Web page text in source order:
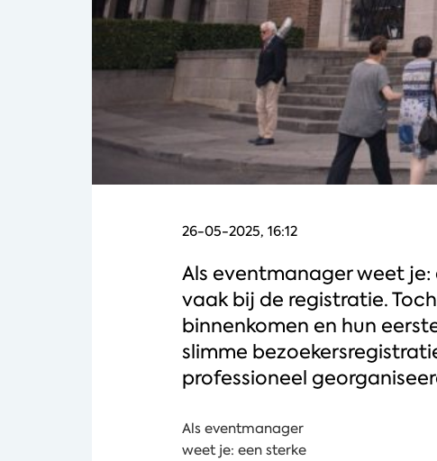
26-05-2025, 16:12
Als eventmanager weet je:
vaak bij de registratie.
binnenkomen en hun
slimme
professioneel
Als eventmanager
weet je: een sterke